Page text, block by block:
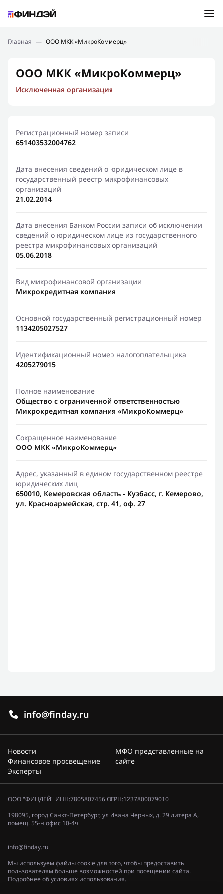
Подбор займа
Новости
Финансовое просвещение
Главная — ООО МКК «МикроКоммерц»
ООО МКК «МикроКоммерц»
Исключенная организация
Регистрационный номер записи
651403532004762
Дата внесения сведений о юридическом лице в
государственный реестр микрофинансовых
организаций
21.02.2014
Дата внесения Банком России записи об исключении
сведений о юридическом лице из государственного
реестра микрофинансовых организаций
05.06.2018
Вид микрофинансовой организации
Микрокредитная компания
Основной государственный регистрационный номер
1134205027527
Идентификационный номер налогоплательщика
4205279015
Полное наименование
Общество с ограниченной ответственностью
Микрокредитная компания «МикроКоммерц»
Сокращенное наименование
ООО МКК «МикроКоммерц»
Адрес, указанный в едином государственном реестре
юридических лиц
650010, Кемеровская область - Кузбасс, г. Кемерово,
ул. Красноармейская, стр. 41, оф. 27
info@finday.ru
Новости
Финансовое просвещение
Эксперты
МФО представленные на
сайте
ООО "ФИНДЕЙ" ИНН:7805807456 ОГРН:1237800079010
198095, город Санкт-Петербург, ул Ивана Черных, д. 29 литера А,
помещ. 55-н офис 10-4ч
info@finday.ru
Мы используем файлы cookie для того, чтобы предоставить
пользователям больше возможностей при посещении сайта.
Подробнее об условиях использования.
Ошибка:Контактная форма не найдена.
Спасибо, что написали нам
Мы свяжемся с Вами в ближайшее время и сообщим
результат
Отправить новый запрос